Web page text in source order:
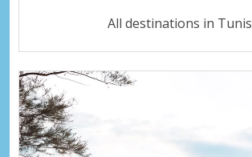
All destinations in Tunis